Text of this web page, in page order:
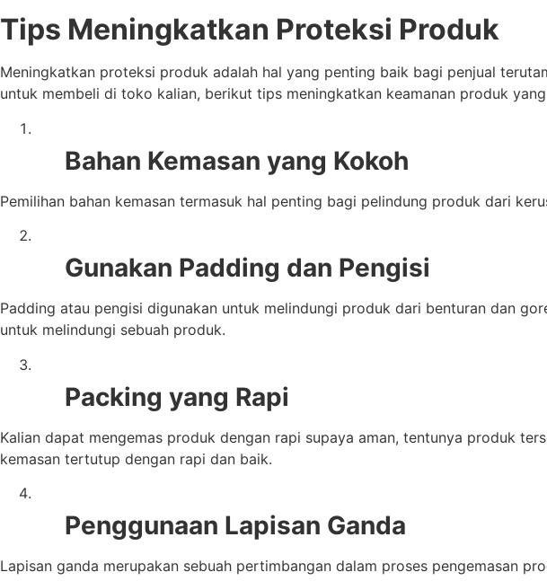
Tips Meningkatkan Proteksi Produk
Meningkatkan proteksi produk adalah hal yang penting baik bagi penjual
untuk membeli di toko kalian, berikut tips meningkatkan keamanan produk
Bahan Kemasan yang Kokoh
Pemilihan bahan kemasan termasuk hal penting bagi pelindung produk dari
Gunakan Padding dan Pengisi
Padding atau pengisi digunakan untuk melindungi produk dari benturan dan
untuk melindungi sebuah produk.
Packing yang Rapi
Kalian dapat mengemas produk dengan rapi supaya aman, tentunya produk
kemasan tertutup dengan rapi dan baik.
Penggunaan Lapisan Ganda
Lapisan ganda merupakan sebuah pertimbangan dalam proses pengemasan